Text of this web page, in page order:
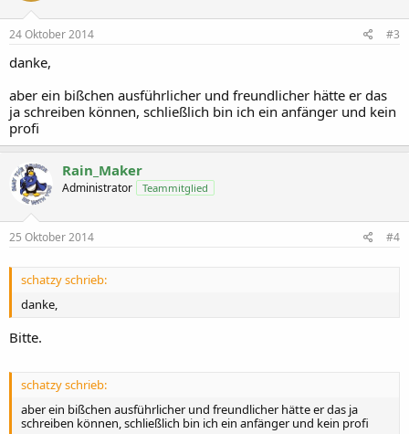
24 Oktober 2014 #3
danke,
aber ein bißchen ausführlicher und freundlicher hätte er das
ja schreiben können, schließlich bin ich ein anfänger und kein
profi
Rain_Maker
Administrator Teammitglied
25 Oktober 2014 #4
schatzy schrieb:
danke,
Bitte.
schatzy schrieb:
aber ein bißchen ausführlicher und freundlicher hätte er das ja
schreiben können, schließlich bin ich ein anfänger und kein profi